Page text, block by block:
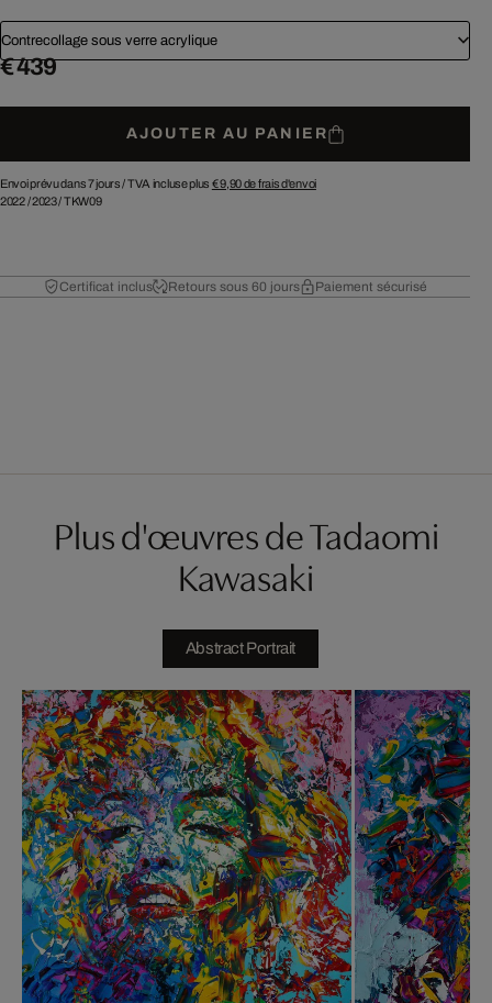
Contrecollage sous verre acrylique
€ 439
AJOUTER AU PANIER
Envoi prévu dans 7 jours /TVA incluse plus € 9,90de frais d'envoi
2022/2023/TKW09
Certificat inclus Retours sous 60 jours Paiement sécurisé
Plus d'œuvres de Tadaomi
Kawasaki
Abstract Portrait